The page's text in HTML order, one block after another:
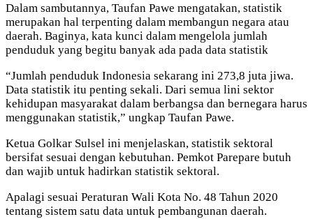
Dalam sambutannya, Taufan Pawe mengatakan, statistik
merupakan hal terpenting dalam membangun negara atau
daerah. Baginya, kata kunci dalam mengelola jumlah
penduduk yang begitu banyak ada pada data statistik
“Jumlah penduduk Indonesia sekarang ini 273,8 juta jiwa.
Data statistik itu penting sekali. Dari semua lini sektor
kehidupan masyarakat dalam berbangsa dan bernegara harus
menggunakan statistik,” ungkap Taufan Pawe.
Ketua Golkar Sulsel ini menjelaskan, statistik sektoral
bersifat sesuai dengan kebutuhan. Pemkot Parepare butuh
dan wajib untuk hadirkan statistik sektoral.
Apalagi sesuai Peraturan Wali Kota No. 48 Tahun 2020
tentang sistem satu data untuk pembangunan daerah.